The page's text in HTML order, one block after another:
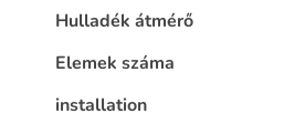
Hulladék átmérő
Elemek száma
installation